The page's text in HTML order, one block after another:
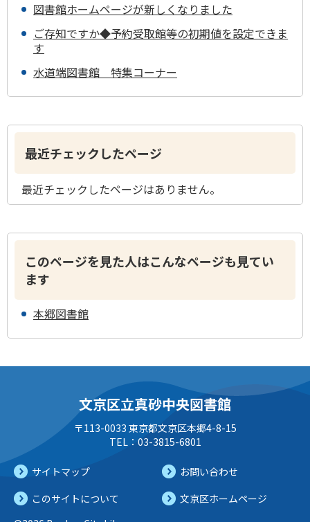
図書館ホームページが新しくなりました
ご存知ですか◆予約受取館等の初期値を設定できま
す
水道端図書館 特集コーナー
最近チェックしたページ
最近チェックしたページはありません。
このページを見た人はこんなページも見てい
ます
本郷図書館
文京区立真砂中央図書館
〒113-0033 東京都文京区本郷4-8-15
TEL：03-3815-6801
サイトマップ
お問い合わせ
このサイトについて
文京区ホームページ